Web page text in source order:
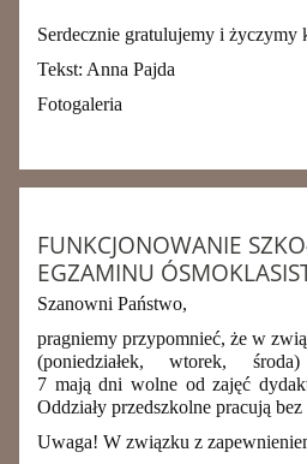
Serdecznie gratulujemy i życzymy
Tekst: Anna Pajda
Fotogaleria
FUNKCJONOWANIE
EGZAMINU
Szanowni Państwo,
pragniemy przypomnieć, że w
(poniedziałek, wtorek,
7 mają dni wolne od zajęć
Oddziały przedszkolne pracują bez
Uwaga! W związku z